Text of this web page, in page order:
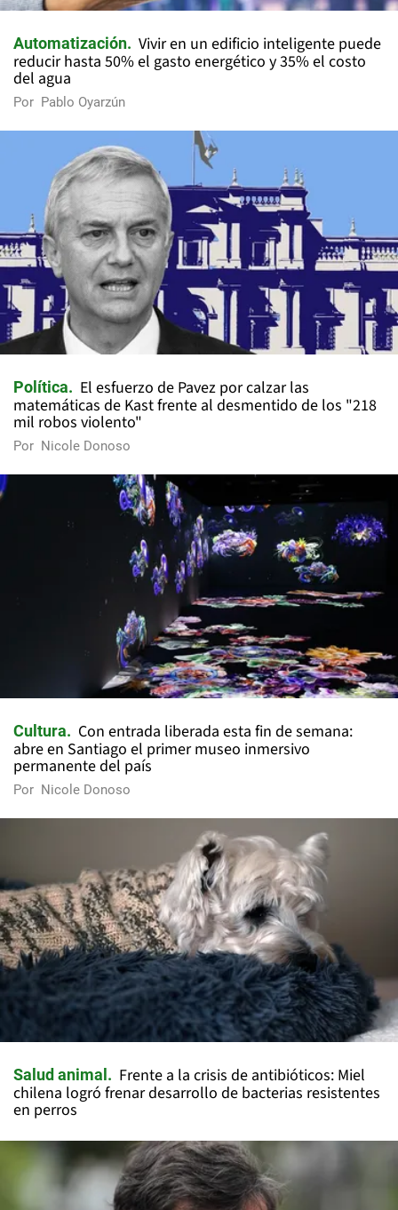
Automatización
Vivir en un edificio inteligente puede
reducir hasta 50% el gasto energético y 35% el costo
del agua
Por Pablo Oyarzún
Política
El esfuerzo de Pavez por calzar las
matemáticas de Kast frente al desmentido de los "218
mil robos violento"
Por Nicole Donoso
Cultura
Con entrada liberada esta fin de semana:
abre en Santiago el primer museo inmersivo
permanente del país
Por Nicole Donoso
Salud animal
Frente a la crisis de antibióticos: Miel
chilena logró frenar desarrollo de bacterias resistentes
en perros